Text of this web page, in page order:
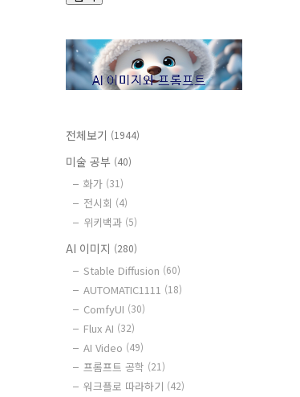
전체보기 (1944)
미술 공부 (40)
화가 (31)
전시회 (4)
위키백과 (5)
AI 이미지 (280)
Stable Diffusion (60)
AUTOMATIC1111 (18)
ComfyUI (30)
Flux AI (32)
AI Video (49)
프롬프트 공학 (21)
워크플로 따라하기 (42)